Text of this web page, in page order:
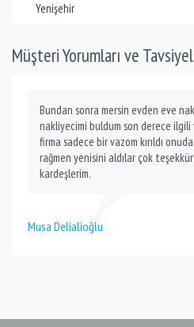
Yenişehir
Müşteri Yorumları ve
Bundan sonra mersin evden eve
nakliyecimi buldum son derece
firma sadece bir vazom kırıldı
rağmen yenisini aldılar çok
kardeşlerim.
Musa Delialioğlu